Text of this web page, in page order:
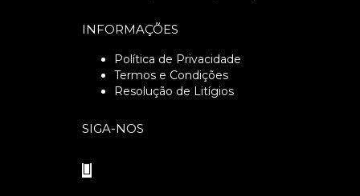
INFORMAÇÕES
Política de Privacidade
Termos e Condições
Resolução de Litígios
SIGA-NOS